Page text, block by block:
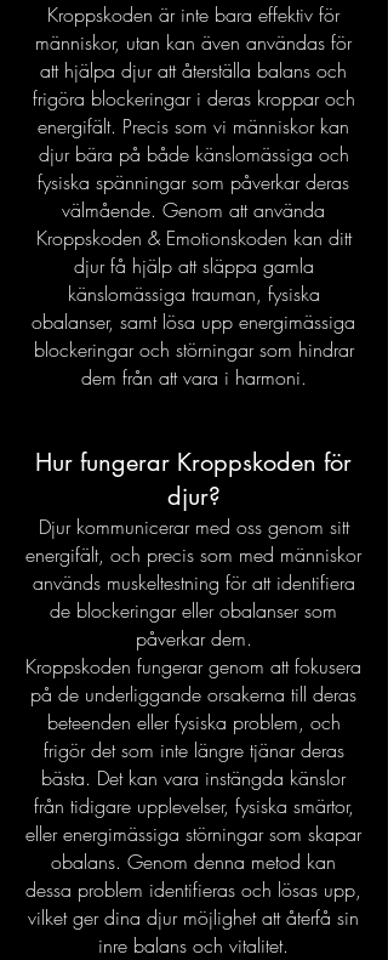
Kroppskoden är inte bara effektiv för
människor, utan kan även användas för
att hjälpa djur att återställa balans och
frigöra blockeringar i deras kroppar och
energifält. Precis som vi människor kan
djur bära på både känslomässiga och
fysiska spänningar som påverkar deras
välmående. Genom att använda
Kroppskoden & Emotionskoden kan ditt
djur få hjälp att släppa gamla
känslomässiga trauman, fysiska
obalanser, samt lösa upp energimässiga
blockeringar och störningar som hindrar
dem från att vara i harmoni.
Hur fungerar Kroppskoden för
djur?
Djur kommunicerar med oss genom sitt
energifält, och precis som med människor
används muskeltestning för att identifiera
de blockeringar eller obalanser som
påverkar dem.
Kroppskoden fungerar genom att fokusera
på de underliggande orsakerna till deras
beteenden eller fysiska problem, och
frigör det som inte längre tjänar deras
bästa. Det kan vara instängda känslor
från tidigare upplevelser, fysiska smärtor,
eller energimässiga störningar som skapar
obalans. Genom denna metod kan
dessa problem identifieras och lösas upp,
vilket ger dina djur möjlighet att återfå sin
inre balans och vitalitet.